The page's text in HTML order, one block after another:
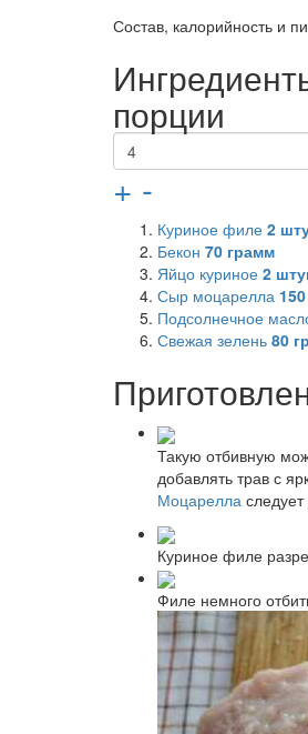
Состав, калорийность и
порции
+ -
Куриное филе 2
Бекон 70 грамм
Яйцо куриное 2
Сыр моцарелла 150
Подсолнечное
Свежая зелень 80
Такую отбивную
добавлять трав с
Моцарелла
Куриное филе
Филе немного